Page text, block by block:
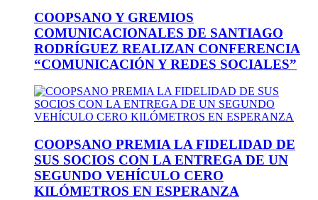
COOPSANO Y GREMIOS
COMUNICACIONALES DE SANTIAGO
RODRÍGUEZ REALIZAN CONFERENCIA
“COMUNICACIÓN Y REDES SOCIALES”
COOPSANO PREMIA LA FIDELIDAD DE
SUS SOCIOS CON LA ENTREGA DE UN
SEGUNDO VEHÍCULO CERO
KILÓMETROS EN ESPERANZA